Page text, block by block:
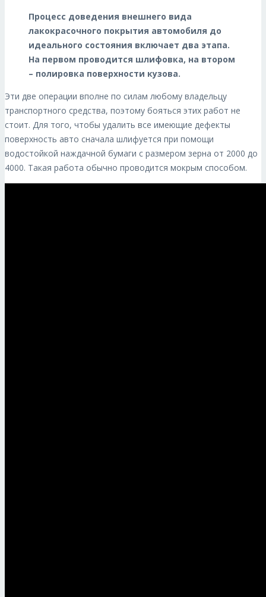
Процесс доведения внешнего вида
лакокрасочного покрытия автомобиля до
идеального состояния включает два этапа.
На первом проводится шлифовка, на втором
– полировка поверхности кузова.
Эти две операции вполне по силам любому владельцу
транспортного средства, поэтому бояться этих работ не
стоит. Для того, чтобы удалить все имеющие дефекты
поверхность авто сначала шлифуется при помощи
водостойкой наждачной бумаги с размером зерна от 2000 до
4000. Такая работа обычно проводится мокрым способом.